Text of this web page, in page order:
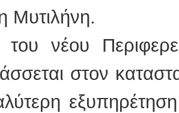
Μυτιλήνη.
νέου
στον